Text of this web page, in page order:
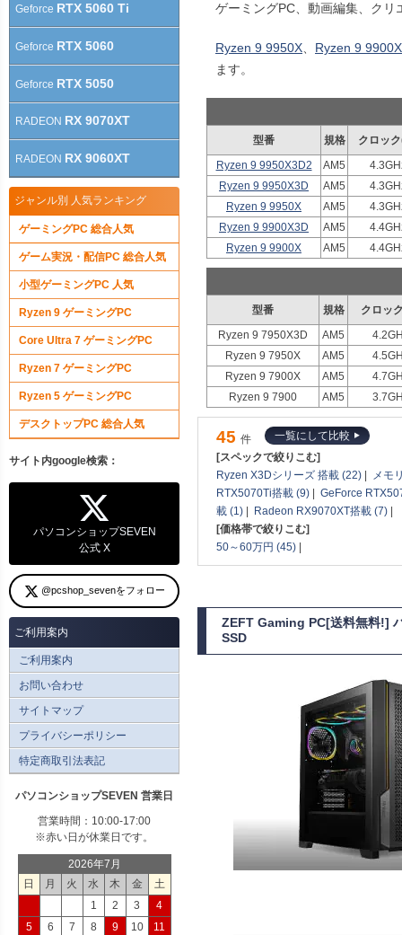
ゲーミングPC、動画編集、ク
Ryzen 9 9950X
Ryzen 9 9900X
ます。
型番 規格
クロッ
Ryzen 9 9950X3D2
AM5
Ryzen 9 9950X3D
AM5
Ryzen 9 9950X
AM5
Ryzen 9 9900X3D
AM5
Ryzen 9 9900X
AM5
型番 規格
クロッ
Ryzen 9 7950X3D
AM5
Ryzen 9 7950X
AM5
Ryzen 9 7900X
AM5
Ryzen 9 7900
AM5
45 件
一覧にして比較
[スペックで絞りこむ]
Ryzen X3Dシリーズ 搭載 (22) |
メモ
RTX5070Ti搭載 (9) | GeForce
載 (1) | Radeon RX9070XT搭載 (7) |
[価格帯で絞りこむ]
50～60万円 (45) |
ZEFT Gaming PC[送料無料!]
SSD
Geforce RTX 5060 Ti
Geforce RTX 5060
Geforce RTX 5050
RADEON RX 9070XT
RADEON RX 9060XT
ジャンル別 人気ランキング
ゲーミングPC 総合人気
ゲーム実況・配信PC 総合人気
小型ゲーミングPC 人気
Ryzen 9 ゲーミングPC
Core Ultra 7 ゲーミングPC
Ryzen 7 ゲーミングPC
Ryzen 5 ゲーミングPC
デスクトップPC 総合人気
サイト内google検索：
パソコンショップSEVEN
公式 X
@pcshop_sevenをフォロー
ご利用案内
ご利用案内
お問い合わせ
サイトマップ
プライバシーポリシー
特定商取引法表記
パソコンショップSEVEN 営業日
営業時間：10:00-17:00
※赤い日が休業日です。
2026年7月
日
月 火 水 木 金
土
1
2 3
4
5
6 7 8 9 10
11